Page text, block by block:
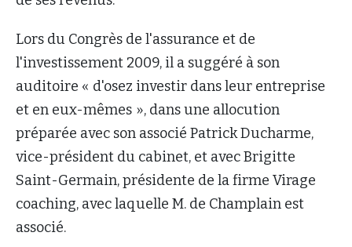
Lors du Congrès de l'assurance et de
l'investissement 2009, il a suggéré à son
auditoire « d'osez investir dans leur entreprise
et en eux-mêmes », dans une allocution
préparée avec son associé Patrick Ducharme,
vice-président du cabinet, et avec Brigitte
Saint-Germain, présidente de la firme Virage
coaching, avec laquelle M. de Champlain est
associé.